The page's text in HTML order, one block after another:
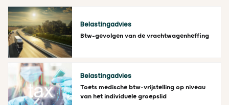
Lees meer
Belastingadvies
Btw-gevolgen van de vrachtwagenheffing
Belastingadvies
Toets medische btw-vrijstelling op niveau
van het individuele groepslid